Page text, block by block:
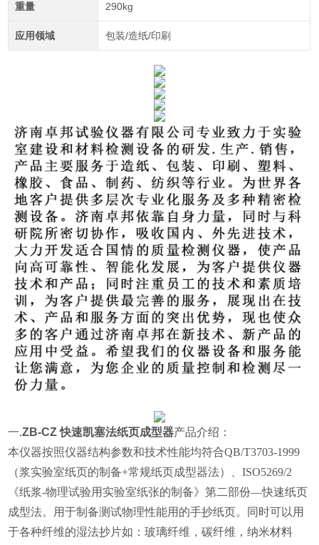
重量 290kg
应用领域 包装/造纸/印刷
一.ZB-CZ 快速凯塞法纸页成型器产品介绍：
本仪器按照仪器结构参数和技术性能均符合QB/T3703-1999
（浆实验室纸页的制备+常规纸页成型器法）、ISO5269/2
《纸浆-物理试验用实验室纸张的制备》第二部份—快速纸页
成型法。用于制备测试物理性能用的手抄纸页。
同时可以用
于各种纤维的湿法抄片如：玻璃纤维，碳纤维，纳米材料